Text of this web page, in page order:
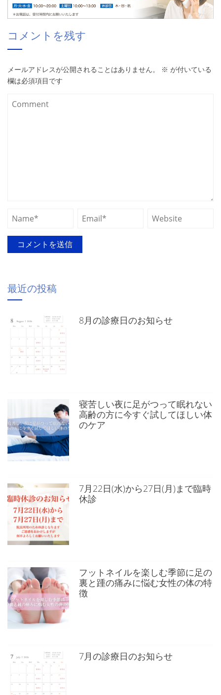
コメントを残す
メールアドレスが公開されることはありません。 ※ が付いている
欄は必須項目です
最近の投稿
8月の診療日のお知らせ
寝苦しい夜に足がつって眠れない
高齢の方に今すぐ試してほしい体
のケア
7月22日(水)から27日(月)まで臨時
休診
フットネイルを楽しむ季節に足の
裏と踵の痛みに悩む女性の体の特
徴
7月の診療日のお知らせ